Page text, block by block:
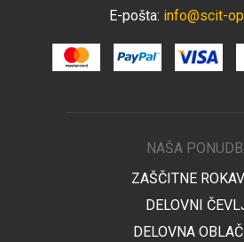
E-pošta: info@scit-
NAŠA
ZAŠČITNE
DELOVNI
DELOVNA